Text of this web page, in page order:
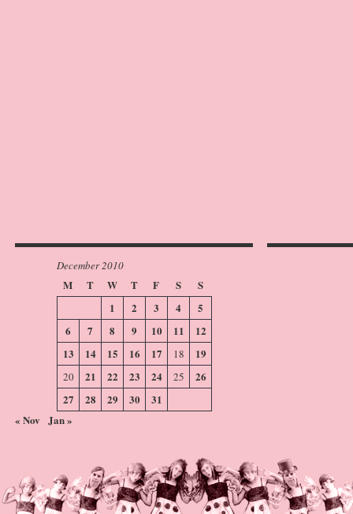
December 2010
M T W T F S
S
1
2 3 4
5
6
7 8 9 10 11
12
13
14 15 16 17 18 19
20 21 22 23 24 25
26
27
28 29 30
31
« Nov Jan »